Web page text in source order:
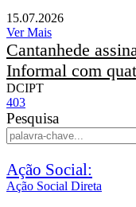
15.07.2026
Ver Mais
Cantanhede
Informal com
DCIPT
403
Pesquisa
Ação Social:
Ação Social Direta